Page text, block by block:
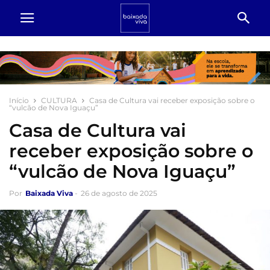
Início CULTURA
Casa de Cultura vai receber exposição sobre o
“vulcão de Nova Iguaçu”
Casa de Cultura vai
receber exposição sobre o
“vulcão de Nova Iguaçu”
Por Baixada Viva - 26 de agosto de 2025